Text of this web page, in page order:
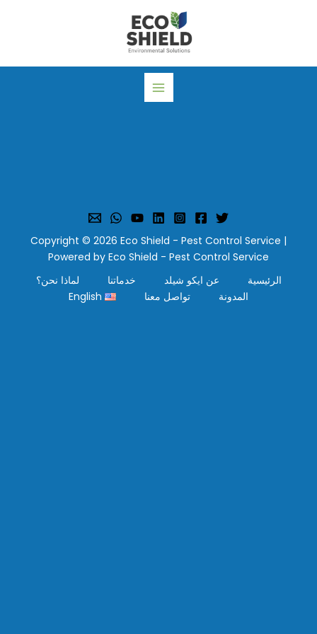
Copyright © 2026 Eco Shield - Pest Control Service |
Powered by Eco Shield - Pest Control Service
الرئيسية
عن ايكو شيلد خدماتنا
لماذا نحن؟
المدونة
تواصل معنا English